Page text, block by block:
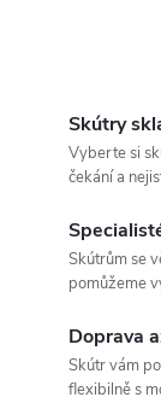
Skútry
Vyberte si
čekání a
Skútrům se
pomůžeme
Doprava
Skútr vám
flexibilně s